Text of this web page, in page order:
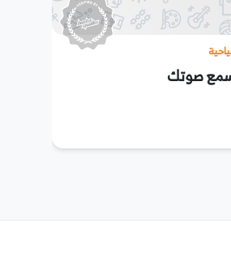
صوتك